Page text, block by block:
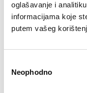
oglašavanje i
informacijama koje
putem vašeg
Selection
Neophodno
- +